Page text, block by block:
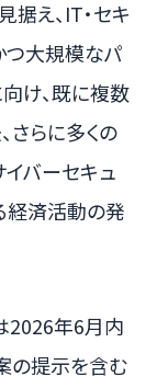
え、IT・セキ
つ大規模なパ
け、既に複数
さらに多くの
バーセキュ
経済活動の発
2026年6月内
の提示を含む